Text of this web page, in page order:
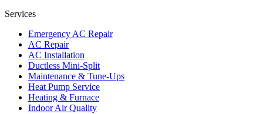
Services
Emergency AC Repair
AC Repair
AC Installation
Ductless Mini-Split
Maintenance & Tune-Ups
Heat Pump Service
Heating & Furnace
Indoor Air Quality